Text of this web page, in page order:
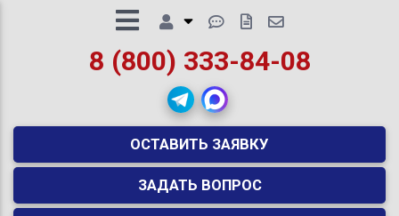
8 (800) 333-84-08
ОСТАВИТЬ ЗАЯВКУ
ЗАДАТЬ ВОПРОС